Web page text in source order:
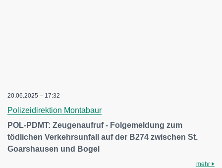
20.06.2025 – 17:32
Polizeidirektion Montabaur
POL-PDMT: Zeugenaufruf - Folgemeldung zum
tödlichen Verkehrsunfall auf der B274 zwischen St.
Goarshausen und Bogel
mehr